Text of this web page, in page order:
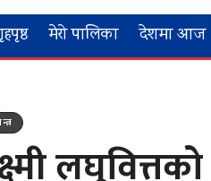
मेरो पालिका देशमा आज